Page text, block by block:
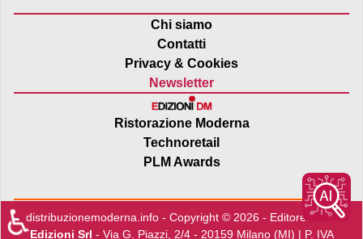
Chi siamo
Contatti
Privacy & Cookies
Newsletter
Ristorazione Moderna
Technoretail
PLM Awards
distribuzionemoderna.info - Copyright © 2026 - Editore:Edra
Edizioni Srl - Via G. Piazzi, 2/4 - 20159 Milano (MI) | P. IVA